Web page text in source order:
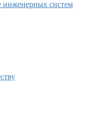
инженерных систем